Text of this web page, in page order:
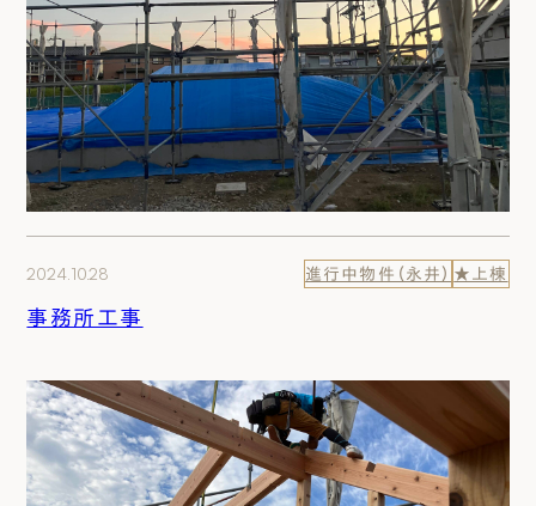
2024.10.28 進行中物件（永井） ★上棟
事務所工事